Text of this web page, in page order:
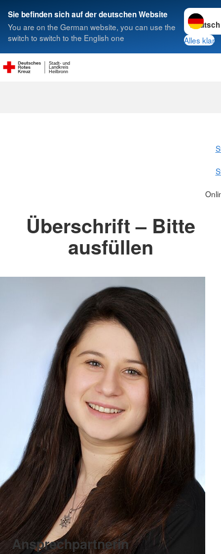
Sie befinden sich auf der deutschen Website
You are on the German website, you can use the
switch to switch to the English one
Sprache
Alles klar
Heilbronn
Landkreis
Stadt- und
Suche
Überschrift – Bitte
ausfüllen
Ansprechpartnerin